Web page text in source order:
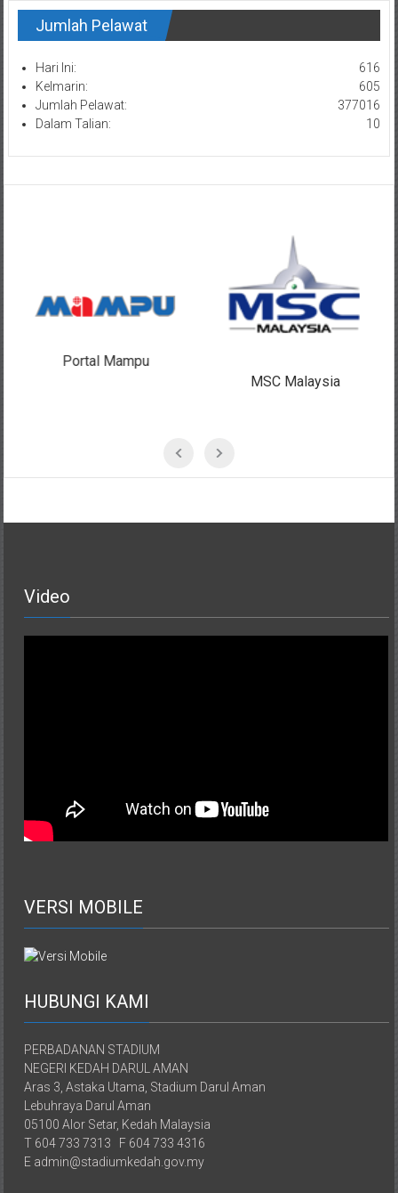
Jumlah Pelawat
616
Hari Ini:
605
Kelmarin:
377016
Jumlah Pelawat:
10
Dalam Talian:
Portal Mampu
MSC Malaysia
Video
VERSI MOBILE
HUBUNGI KAMI
PERBADANAN STADIUM
NEGERI KEDAH DARUL AMAN
Aras 3, Astaka Utama, Stadium Darul Aman
Lebuhraya Darul Aman
05100 Alor Setar, Kedah Malaysia
T 604 733 7313 F 604 733 4316
E admin@stadiumkedah.gov.my